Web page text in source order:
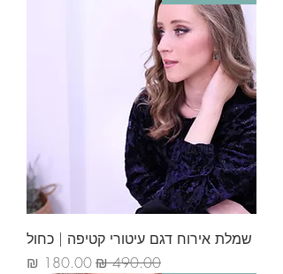
שמלת אירוח דגם עיטורי קטיפה | כחול
מחיר רגיל מחיר מבצע